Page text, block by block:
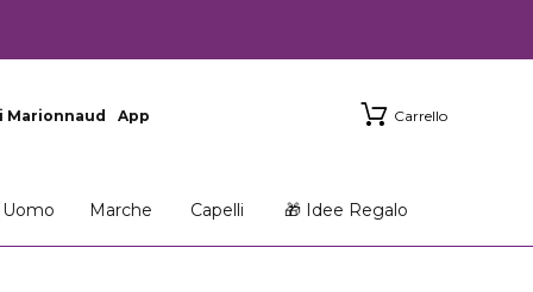
Marionnaud App Carrello
Uomo Marche Capelli 🎁 Idee Regalo